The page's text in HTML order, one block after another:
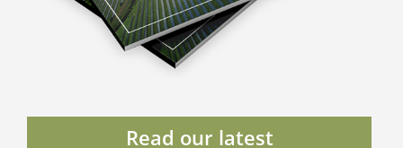
Read our latest